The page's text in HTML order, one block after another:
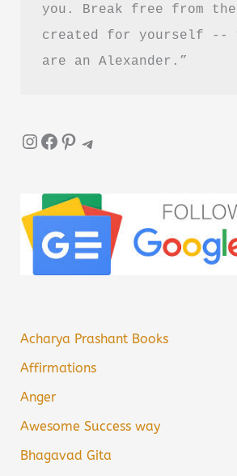
you. Break free from the
created for yourself --
are an Alexander.”
InstagramFacebook Pinterest Telegram
Acharya Prashant Books
Affirmations
Anger
Awesome Success way
Bhagavad Gita